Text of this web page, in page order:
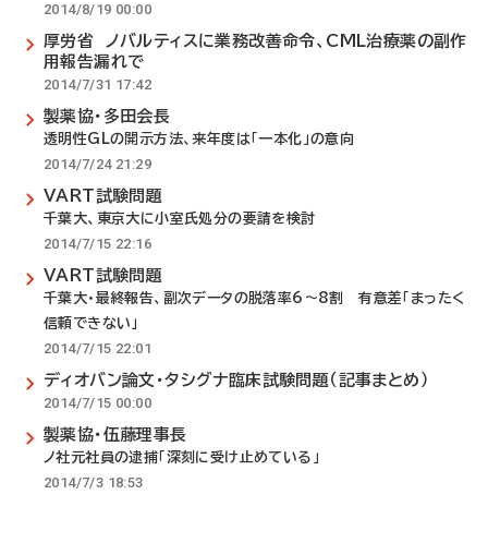
2014/8/19 00:00
厚労省 ノバルティスに業務改善命令、CML治療薬の副作
用報告漏れで
2014/7/31 17:42
製薬協・多田会長
透明性GLの開示方法、来年度は「一本化」の意向
2014/7/24 21:29
VART試験問題
千葉大、東京大に小室氏処分の要請を検討
2014/7/15 22:16
VART試験問題
千葉大・最終報告、副次データの脱落率6～8割 有意差「まったく
信頼できない」
2014/7/15 22:01
ディオバン論文・タシグナ臨床試験問題（記事まとめ）
2014/7/15 00:00
製薬協・伍藤理事長
ノ社元社員の逮捕「深刻に受け止めている」
2014/7/3 18:53